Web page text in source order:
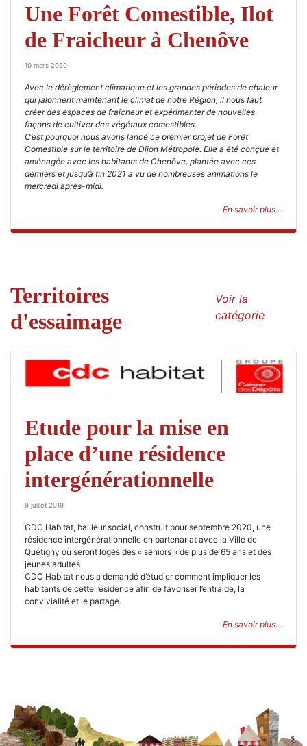
Une Forêt Comestible, Ilot
de Fraicheur à Chenôve
10 mars 2020
Avec le dérèglement climatique et les grandes périodes de chaleur
qui jalonnent maintenant le climat de notre Région, il nous faut
créer des espaces de fraicheur et expérimenter de nouvelles
façons de cultiver des végétaux comestibles.
C’est pourquoi nous avons lancé ce premier projet de Forêt
Comestible sur le territoire de Dijon Métropole. Elle a été conçue et
aménagée avec les habitants de Chenôve, plantée avec ces
derniers et jusqu’à fin 2021 a vu de nombreuses animations le
mercredi après-midi.
En savoir plus…
Territoires
d'essaimage
Voir la
catégorie
Etude pour la mise en
place d’une résidence
intergénérationnelle
9 juillet 2019
CDC Habitat, bailleur social, construit pour septembre 2020, une
résidence intergénérationnelle en partenariat avec la Ville de
Quétigny où seront logés des « séniors » de plus de 65 ans et des
jeunes adultes.
CDC Habitat nous a demandé d’étudier comment impliquer les
habitants de cette résidence afin de favoriser l’entraide, la
convivialité et le partage.
En savoir plus…